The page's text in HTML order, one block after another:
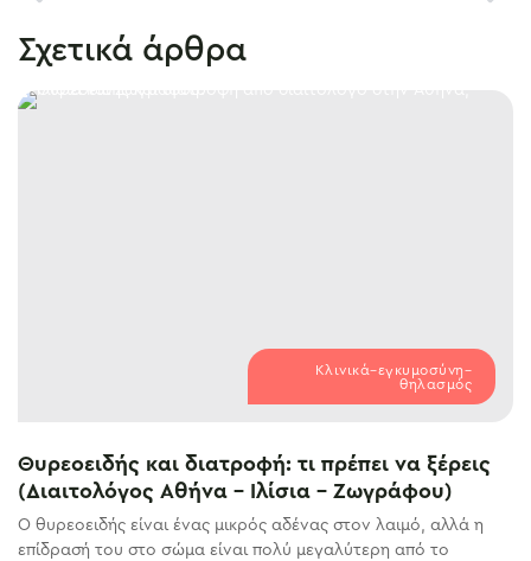
Σχετικά άρθρα
Κλινικά–εγκυμοσύνη–
θηλασμός
Θυρεοειδής και διατροφή: τι πρέπει να ξέρεις
(Διαιτολόγος Αθήνα – Ιλίσια – Ζωγράφου)
Ο θυρεοειδής είναι ένας μικρός αδένας στον λαιμό, αλλά η
επίδρασή του στο σώμα είναι πολύ μεγαλύτερη από το